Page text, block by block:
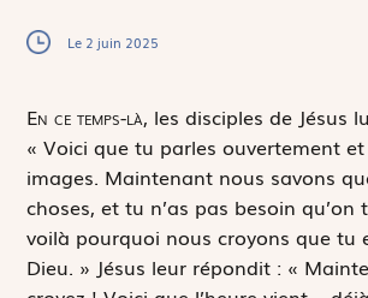
Le 2 juin 2025
En ce temps-là, les disciples de Jésus
« Voici que tu parles ouvertement
images. Maintenant nous savons
choses, et tu n’as pas besoin qu’on
voilà pourquoi nous croyons que tu
Dieu. » Jésus leur répondit : «